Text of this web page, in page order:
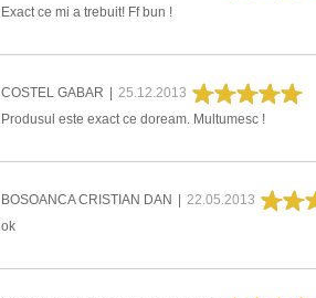
Exact ce mi a trebuit! Ff bun !
COSTEL GABAR
25.12.2013
Produsul este exact ce doream. Multumesc !
BOSOANCA CRISTIAN DAN
22.05.2013
ok